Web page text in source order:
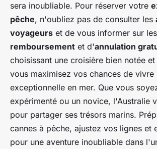
sera inoubliable. Pour réserver votre
pêche, n'oubliez pas de consulter les
voyageurs et de vous informer sur
remboursement et d'annulation
choisissant une croisière bien notée
vous maximisez vos chances de vivre
exceptionnelle en mer. Que vous
expérimenté ou un novice, l'Australie
pour partager ses trésors marins.
cannes à pêche, ajustez vos lignes et
pour une aventure inoubliable dans